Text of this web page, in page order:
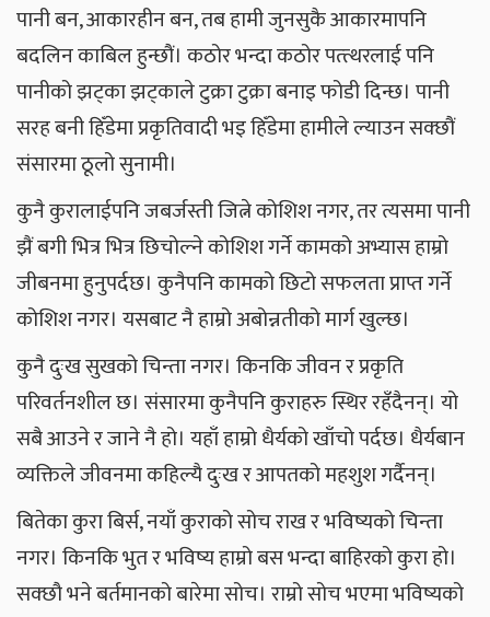
पानी बन, आकारहीन बन, तब हामी जुनसुकै आकारमापनि
बदलिन काबिल हुन्छौं। कठोर भन्दा कठोर पत्त्थरलाई पनि
पानीको झट्का झट्काले टुक्रा टुक्रा बनाइ फोडी दिन्छ। पानी
सरह बनी हिँडेमा प्रकृतिवादी भइ हिँडेमा हामीले ल्याउन सक्छौं
संसारमा ठूलो सुनामी।
कुनै कुरालाईपनि जबर्जस्ती जित्ने कोशिश नगर, तर त्यसमा पानी
झैं बगी भित्र भित्र छिचोल्ने कोशिश गर्ने कामको अभ्यास हाम्रो
जीबनमा हुनुपर्दछ। कुनैपनि कामको छिटो सफलता प्राप्त गर्ने
कोशिश नगर। यसबाट नै हाम्रो अबोन्नतीको मार्ग खुल्छ।
कुनै दुःख सुखको चिन्ता नगर। किनकि जीवन र प्रकृति
परिवर्तनशील छ। संसारमा कुनैपनि कुराहरु स्थिर रहँदैनन्। यो
सबै आउने र जाने नै हो। यहाँ हाम्रो धैर्यको खाँचो पर्दछ। धैर्यबान
व्यक्तिले जीवनमा कहिल्यै दुःख र आपतको महशुश गर्दैनन्।
बितेका कुरा बिर्स, नयाँ कुराको सोच राख र भविष्यको चिन्ता
नगर। किनकि भुत र भविष्य हाम्रो बस भन्दा बाहिरको कुरा हो।
सक्छौ भने बर्तमानको बारेमा सोच। राम्रो सोच भएमा भविष्यको